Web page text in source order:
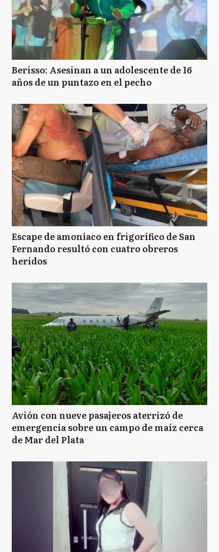
Berisso: Asesinan a un adolescente de 16
años de un puntazo en el pecho
Escape de amoníaco en frigorífico de San
Fernando resultó con cuatro obreros
heridos
Avión con nueve pasajeros aterrizó de
emergencia sobre un campo de maíz cerca
de Mar del Plata